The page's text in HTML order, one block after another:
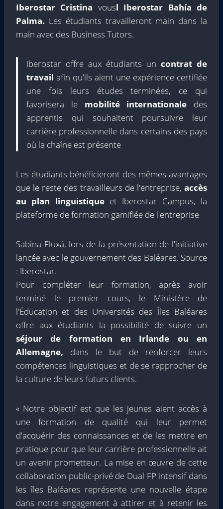
Iberostar Cristina vousl Iberostar Bahía de
Palma. Les étudiants travailleront main dans la
main avec des Business Tutors.
Iberostar offre aux étudiants un contrat de
travail afin qu'ils aient une expérience certifiée
une fois leurs études terminées, ce qui
favorisera le mobilité internationale des
apprentis qui souhaitent poursuivre leur
carrière professionnelle dans certains des pays
où la chaîne est présente
Les étudiants bénéficieront des mêmes avantages
que le reste des travailleurs de l'entreprise, accès
au plan linguistique et Iberostar Campus, la
plateforme de formation gamifiée de l'entreprise
Sabina Fluxá, lors de la présentation de l'initiative
lancée avec le gouvernement des Baléares. Source
: Iberostar.
Pour compléter leur formation, après avoir
terminé le premier cours, le Ministère de
l'Éducation et des Universités des Îles Baléares
offre aux étudiants la possibilité de suivre un
séjour de formation en Irlande ou en
Allemagne, dans le but de renforcer leurs
compétences linguistiques et de se rapprocher de
la culture de leurs futurs clients.
« Notre objectif est que les jeunes aient accès à
une formation de qualité qui leur permet
d'acquérir des connaissances et de les mettre en
pratique pour que leur carrière professionnelle ait
un avenir prometteur. La mise en œuvre de cette
collaboration public-privé de Dual FP intensif dans
les îles Baléares représente une nouvelle étape
dans notre engagement à attirer et à retenir les